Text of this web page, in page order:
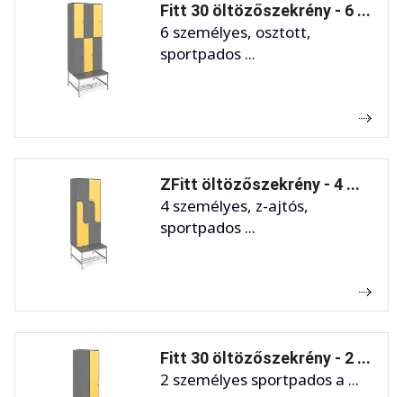
Fitt 30 öltözőszekrény - 6 ...
6 személyes, osztott,
sportpados ...
ZFitt öltözőszekrény - 4 ...
4 személyes, z-ajtós,
sportpados ...
Fitt 30 öltözőszekrény - 2 ...
2 személyes sportpados a ...